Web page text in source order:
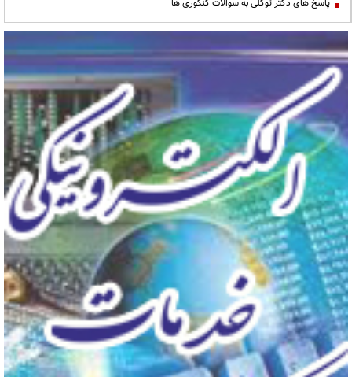
پاسخ های دکتر توکلی به سوالات کنکوری ها